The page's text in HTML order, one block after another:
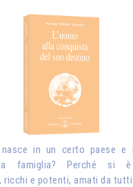
in un certo paese e
famiglia? Perché si
ricchi e potenti, amati da